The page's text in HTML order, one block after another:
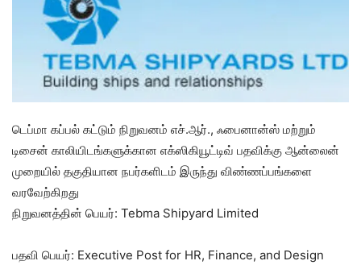
டெப்மா கப்பல் கட்டும் நிறுவனம் எச்.ஆர்., ஃபைனான்ஸ் மற்றும்
டிசைன் காலியிடங்களுக்கான எக்ஸிகியூட்டிவ் பதவிக்கு ஆன்லைன்
முறையில் தகுதியான நபர்களிடம் இருந்து விண்ணப்பங்களை
வரவேற்கிறது
நிறுவனத்தின் பெயர்: Tebma Shipyard Limited
பதவி பெயர்: Executive Post for HR, Finance, and Design